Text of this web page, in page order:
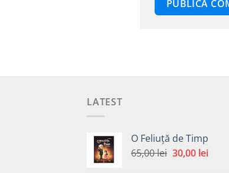
LATEST
O Feliuță de Timp
65,00lei Prețul
30,00 leiPrețul